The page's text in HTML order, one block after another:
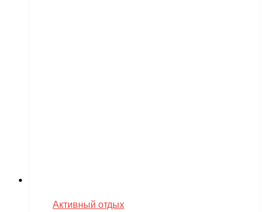
Активный отдых